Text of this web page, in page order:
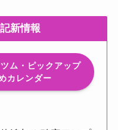
新情報
ム・ピックアップ
カレンダー